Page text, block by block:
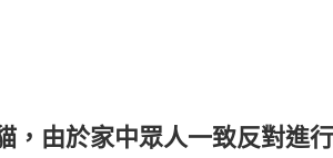
，由於家中眾人一致反對進